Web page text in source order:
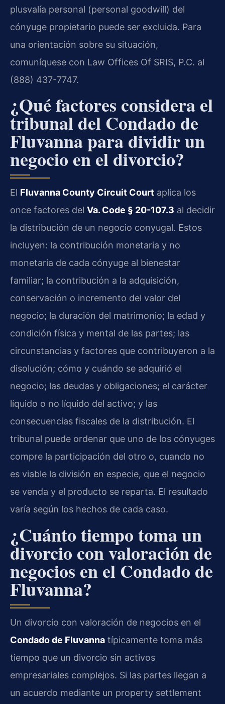
plusvalía personal (personal goodwill) del
cónyuge propietario puede ser excluida. Para
una orientación sobre su situación,
comuníquese con Law Offices Of SRIS, P.C. al
(888) 437-7747.
¿Qué factores considera el
tribunal del Condado de
Fluvanna para dividir un
negocio en el divorcio?
El Fluvanna County Circuit Court aplica los
once factores del Va. Code § 20-107.3 al decidir
la distribución de un negocio conyugal. Estos
incluyen: la contribución monetaria y no
monetaria de cada cónyuge al bienestar
familiar; la contribución a la adquisición,
conservación o incremento del valor del
negocio; la duración del matrimonio; la edad y
condición física y mental de las partes; las
circunstancias y factores que contribuyeron a la
disolución; cómo y cuándo se adquirió el
negocio; las deudas y obligaciones; el carácter
líquido o no líquido del activo; y las
consecuencias fiscales de la distribución. El
tribunal puede ordenar que uno de los cónyuges
compre la participación del otro o, cuando no
es viable la división en especie, que el negocio
se venda y el producto se reparta. El resultado
varía según los hechos de cada caso.
¿Cuánto tiempo toma un
divorcio con valoración de
negocios en el Condado de
Fluvanna?
Un divorcio con valoración de negocios en el
Condado de Fluvanna típicamente toma más
tiempo que un divorcio sin activos
empresariales complejos. Si las partes llegan a
un acuerdo mediante un property settlement